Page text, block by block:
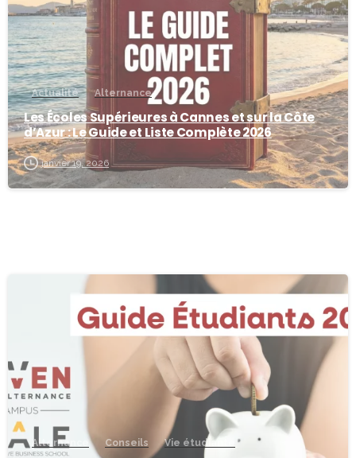
Actualité Alternance
Les Écoles Supérieures à Cannes et sur la Côte
d’Azur : Le Guide et Liste Complète 2026
janvier 19, 2026
Alternance Conseils Vie étudiante